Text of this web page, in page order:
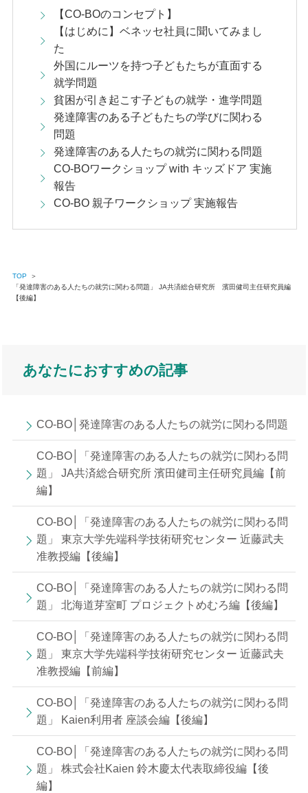
【CO-BOのコンセプト】
【はじめに】ベネッセ社員に聞いてみまし
た
外国にルーツを持つ子どもたちが直面する
就学問題
貧困が引き起こす子どもの就学・進学問題
発達障害のある子どもたちの学びに関わる
問題
発達障害のある人たちの就労に関わる問題
CO-BOワークショップ with キッズドア 実施
報告
CO-BO 親子ワークショップ 実施報告
TOP
＞
「発達障害のある人たちの就労に関わる問題」 JA共済総合研究所 濱田健司主任研究員編
【後編】
あなたにおすすめの記事
CO-BO│発達障害のある人たちの就労に関わる問題
CO-BO│「発達障害のある人たちの就労に関わる問
題」 JA共済総合研究所 濱田健司主任研究員編【前
編】
CO-BO│「発達障害のある人たちの就労に関わる問
題」 東京大学先端科学技術研究センター 近藤武夫
准教授編【後編】
CO-BO│「発達障害のある人たちの就労に関わる問
題」 北海道芽室町 プロジェクトめむろ編【後編】
CO-BO│「発達障害のある人たちの就労に関わる問
題」 東京大学先端科学技術研究センター 近藤武夫
准教授編【前編】
CO-BO│「発達障害のある人たちの就労に関わる問
題」 Kaien利用者 座談会編【後編】
CO-BO│「発達障害のある人たちの就労に関わる問
題」 株式会社Kaien 鈴木慶太代表取締役編【後
編】